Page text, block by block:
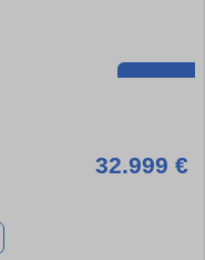
32.999 €